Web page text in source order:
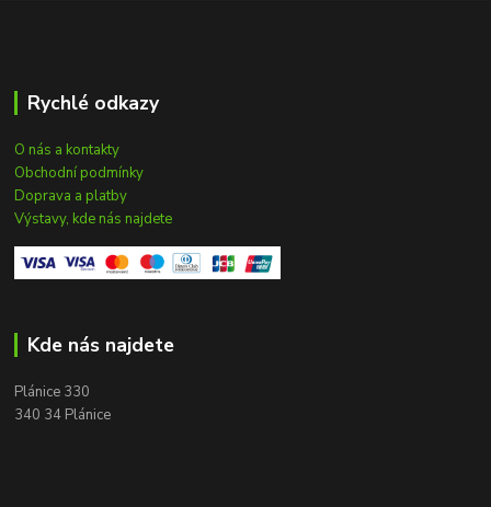
Rychlé odkazy
O nás a kontakty
Obchodní podmínky
Doprava a platby
Výstavy, kde nás najdete
Kde nás najdete
Plánice 330
340 34 Plánice